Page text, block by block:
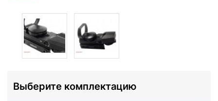
Выберите комплектацию